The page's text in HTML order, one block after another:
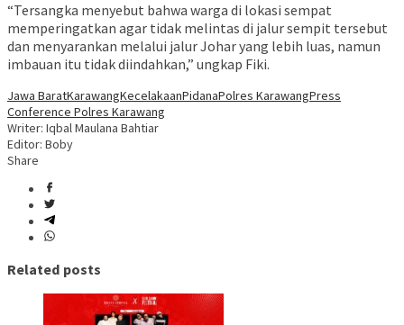
“Tersangka menyebut bahwa warga di lokasi sempat
memperingatkan agar tidak melintas di jalur sempit tersebut
dan menyarankan melalui jalur Johar yang lebih luas, namun
imbauan itu tidak diindahkan,” ungkap Fiki.
Jawa BaratKarawangKecelakaanPidanaPolres KarawangPress
Conference Polres Karawang
Writer: Iqbal Maulana Bahtiar
Editor: Boby
Share
Related posts